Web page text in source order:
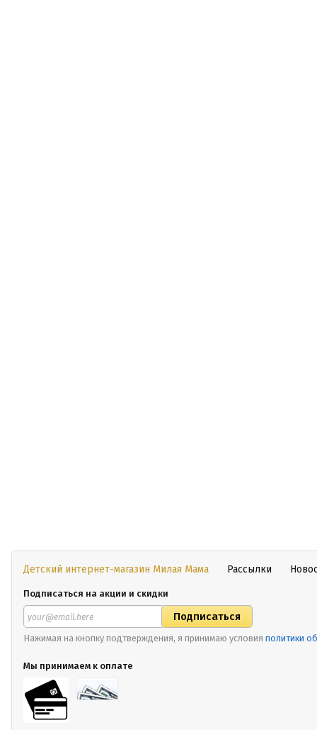
Детский интернет-магазин Милая Мама Рассылки
Подписаться на акции и скидки
Нажимая на кнопку подтверждения, я принимаю условия политики
Мы принимаем к оплате